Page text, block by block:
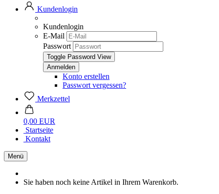
Kundenlogin
Kundenlogin
E-Mail
Passwort
Toggle Password View
Konto erstellen
Passwort vergessen?
Merkzettel
0,00 EUR
Startseite
Kontakt
Menü
Sie haben noch keine Artikel in Ihrem Warenkorb.